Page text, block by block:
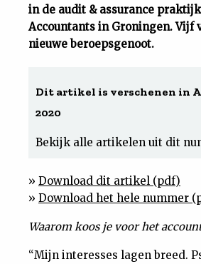
Uit
Cijfers
Tuchtrecht
Magazine
in de audit & assurance
Accountants in Groningen. Vijf
nieuwe beroepsgenoot.
Dit artikel is verschenen in
2020
Bekijk alle artikelen uit dit
» Download dit artikel (pdf)
» Download het hele nummer
Waarom koos je voor het
“Mijn interesses lagen breed.